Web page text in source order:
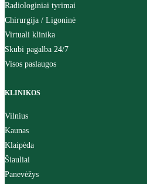
Radiologiniai tyrimai
Chirurgija / Ligoninė
Virtuali klinika
Skubi pagalba 24/7
Visos paslaugos
KLINIKOS
Vilnius
Kaunas
Klaipėda
Šiauliai
Panevėžys